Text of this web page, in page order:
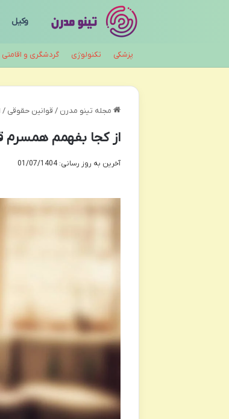
وکیل
پزشکی تکنولوژی گردشگری و اقامتی
مجله تینو مدرن / قوانین حقوقی /
از کجا بفهمم همسرم
آخرین به روز رسانی: 01/07/1404